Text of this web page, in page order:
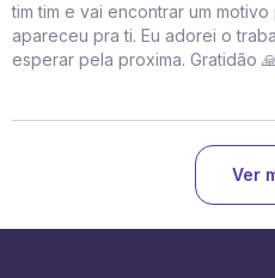
tim tim e vai encontrar um
apareceu pra ti. Eu adorei o
esperar pela proxima. Gratidão
Ver